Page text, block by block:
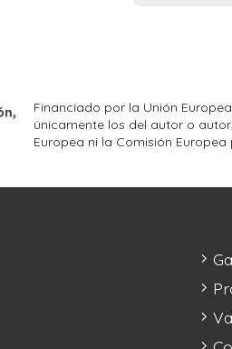
Financiado por la Unión
únicamente los del autor o
Europea ni la Comisión